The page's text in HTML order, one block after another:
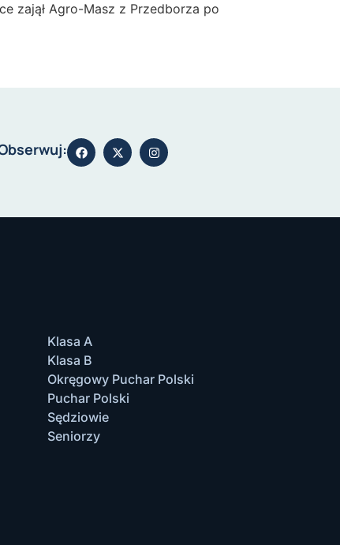
zajął Agro-Masz z Przedborza po
Klasa A
Klasa B
Okręgowy Puchar Polski
Puchar Polski
Sędziowie
Seniorzy